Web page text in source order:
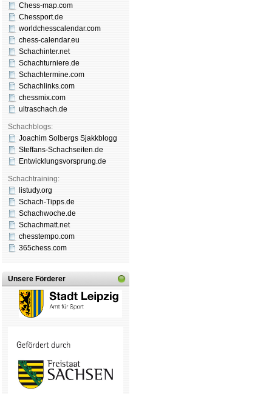
Chess-map.com
Chessport.de
worldchesscalendar.com
chess-calendar.eu
Schachinter.net
Schachturniere.de
Schachtermine.com
Schachlinks.com
chessmix.com
ultraschach.de
Schachblogs:
Joachim Solbergs Sjakkblogg
Steffans-Schachseiten.de
Entwicklungsvorsprung.de
Schachtraining:
listudy.org
Schach-Tipps.de
Schachwoche.de
Schachmatt.net
chesstempo.com
365chess.com
Unsere Förderer